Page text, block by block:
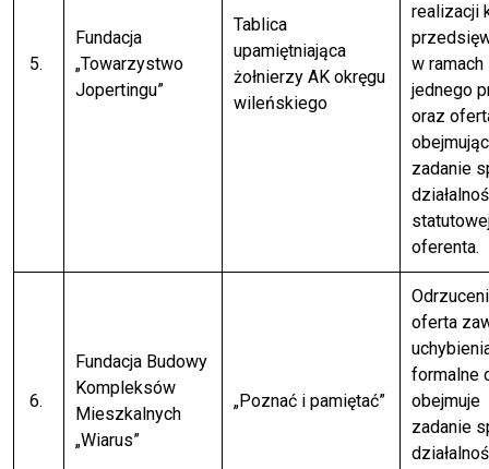
5.
Fundacja
„Towarzystwo
Jopertingu”
Tablica
upamiętniająca
żołnierzy AK okręgu
wileńskiego
realizacji
w ramach
jednego
oraz
zadanie
oferenta.
6.
Fundacja Budowy
Kompleksów
Mieszkalnych
„Wiarus”
„Poznać i pamiętać”
oferta
formalne
obejmuje
zadanie